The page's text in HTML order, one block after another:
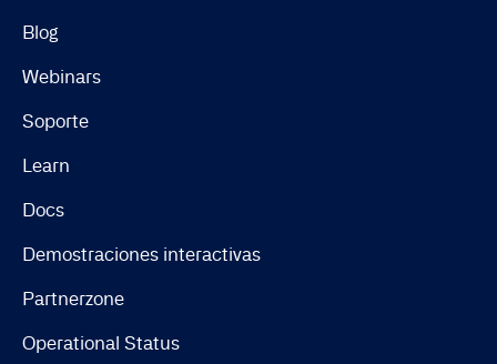
Blog
Webinars
Soporte
Learn
Docs
Demostraciones interactivas
Partnerzone
Operational Status